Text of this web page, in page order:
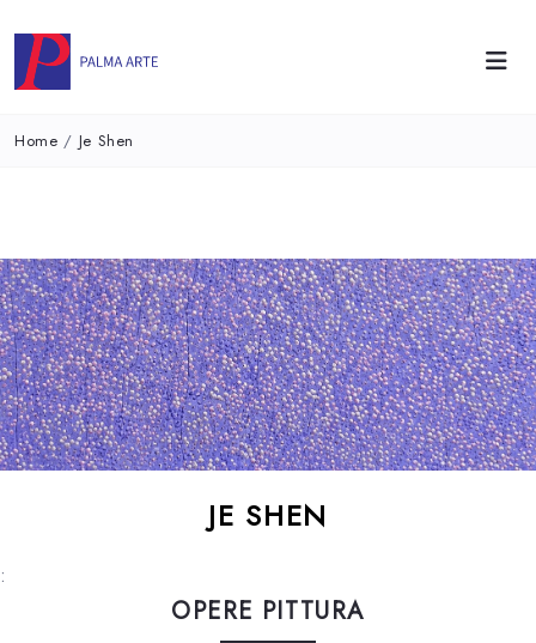
Home / Je Shen
JE SHEN
:
OPERE PITTURA